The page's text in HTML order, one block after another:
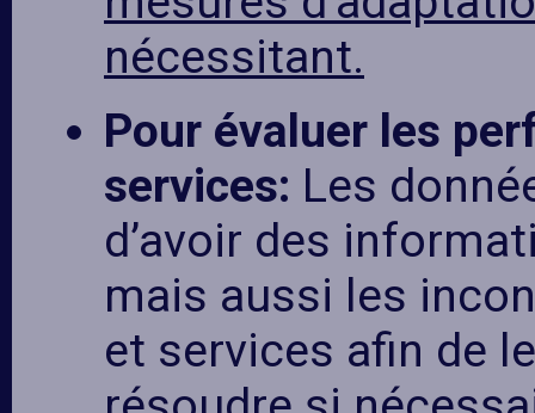
nécessitant.
Pour évaluer les
services: Les
d’avoir des
mais aussi les
et services afin de